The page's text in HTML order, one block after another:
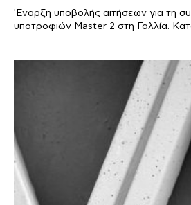
'Εναρξη υποβολής αιτήσεων για τη
υποτροφιών Master 2 στη Γαλλία.